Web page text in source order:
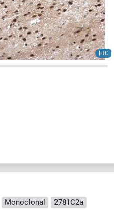
IHC
Monoclonal
2781C2a